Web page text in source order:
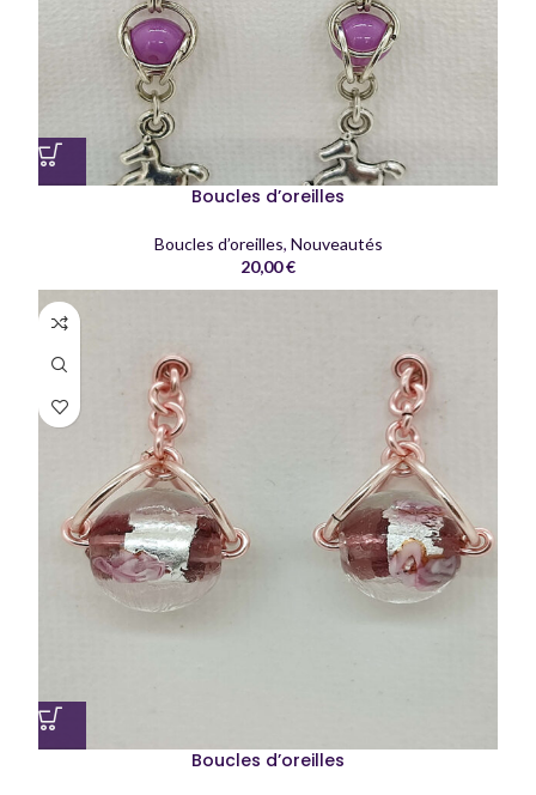
Boucles d’oreilles
Boucles d’oreilles, Nouveautés
20,00€
Boucles d’oreilles